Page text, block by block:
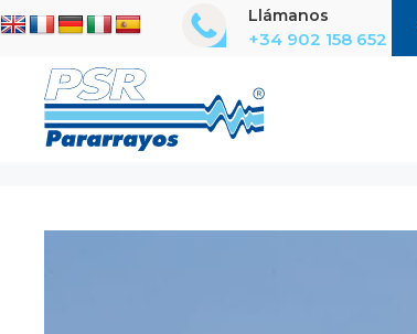
Saltar
al
Llámanos
+34 902 158 652